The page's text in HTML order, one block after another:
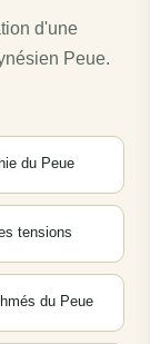
d'une
Peue.
du Peue
tensions
du Peue